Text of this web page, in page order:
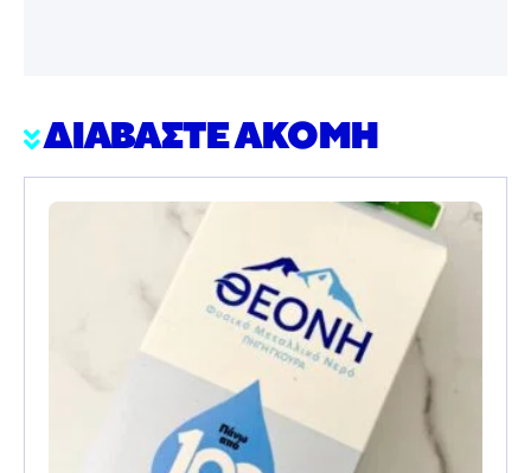
ΔΙΑΒΑΣΤΕ ΑΚΟΜΗ